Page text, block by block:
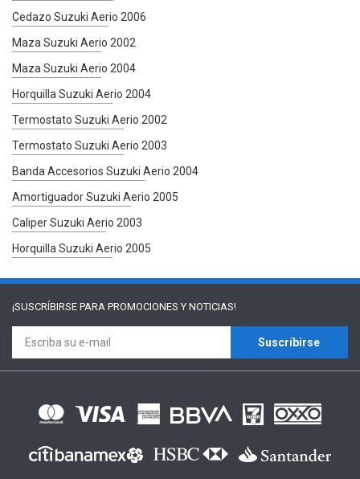
Cedazo Suzuki Aerio 2006
Maza Suzuki Aerio 2002
Maza Suzuki Aerio 2004
Horquilla Suzuki Aerio 2004
Termostato Suzuki Aerio 2002
Termostato Suzuki Aerio 2003
Banda Accesorios Suzuki Aerio 2004
Amortiguador Suzuki Aerio 2005
Caliper Suzuki Aerio 2003
Horquilla Suzuki Aerio 2005
¡SUSCRÍBIRSE PARA PROMOCIONES Y NOTICIAS!
Suscríbirse